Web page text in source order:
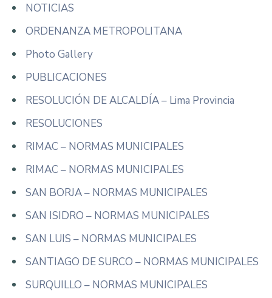
NOTICIAS
ORDENANZA METROPOLITANA
Photo Gallery
PUBLICACIONES
RESOLUCIÓN DE ALCALDÍA – Lima Provincia
RESOLUCIONES
RIMAC – NORMAS MUNICIPALES
RIMAC – NORMAS MUNICIPALES
SAN BORJA – NORMAS MUNICIPALES
SAN ISIDRO – NORMAS MUNICIPALES
SAN LUIS – NORMAS MUNICIPALES
SANTIAGO DE SURCO – NORMAS MUNICIPALES
SURQUILLO – NORMAS MUNICIPALES